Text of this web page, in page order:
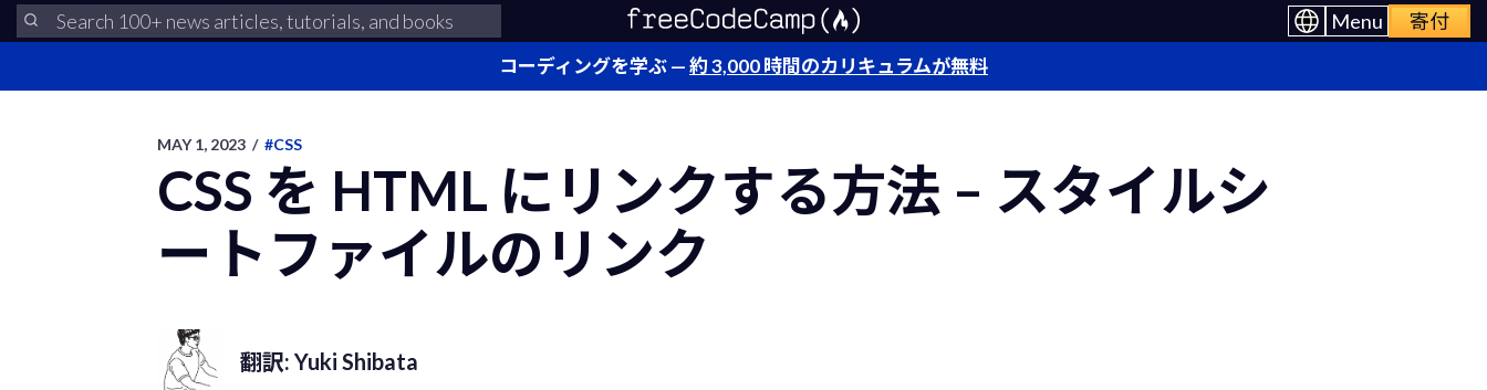
Menu 寄付
コーディングを学ぶ —約 3,000 時間のカリキュラムが無料
MAY 1, 2023 / #CSS
CSS を HTML にリンクする方法 – スタイルシ
ートファイルのリンク
翻訳: Yuki Shibata